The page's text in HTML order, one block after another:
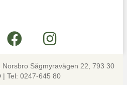
Sågmyravägen 22, 793 30
| Tel: 0247-645 80